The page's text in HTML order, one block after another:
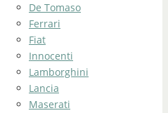
De Tomaso
Ferrari
Fiat
Innocenti
Lamborghini
Lancia
Maserati